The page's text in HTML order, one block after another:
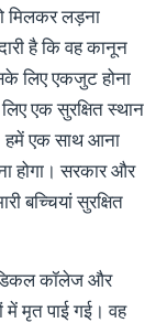
मिलकर लड़ना
है कि वह कानून
लिए एकजुट होना
एक सुरक्षित स्थान
हमें एक साथ आना
होगा। सरकार और
बच्चियां सुरक्षित
कॉलेज और
में मृत पाई गई। वह